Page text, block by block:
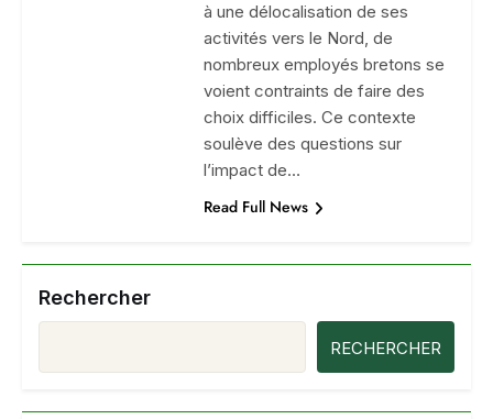
à une délocalisation de ses
activités vers le Nord, de
nombreux employés bretons se
voient contraints de faire des
choix difficiles. Ce contexte
soulève des questions sur
l’impact de…
Read Full News
Rechercher
RECHERCHER